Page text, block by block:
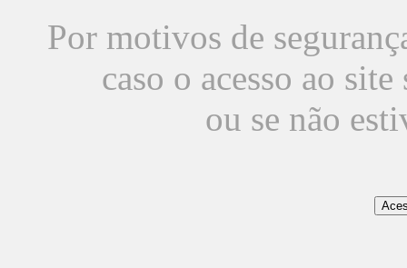
Por motivos de
caso o acesso ao
ou se não